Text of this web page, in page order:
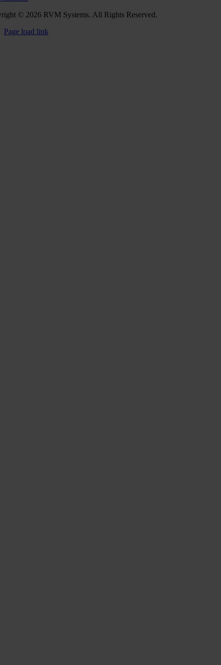
© 2026 RVM Systems. All Rights Reserved.
Page load link